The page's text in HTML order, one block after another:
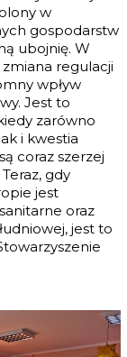
w
gospodarstw
ubojnię. W
zmiana regulacji
wpływ
Jest to
zarówno
i kwestia
coraz szerzej
gdy
jest
oraz
jest to